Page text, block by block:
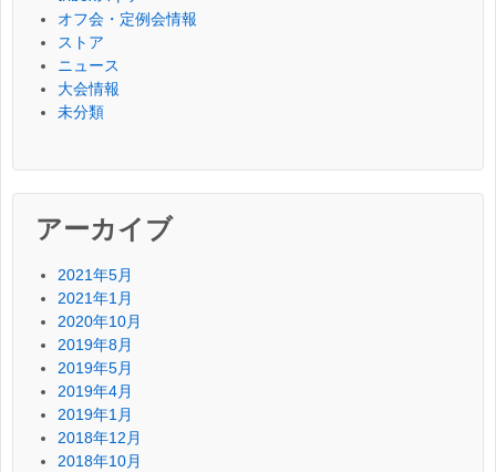
オフ会・定例会情報
ストア
ニュース
大会情報
未分類
アーカイブ
2021年5月
2021年1月
2020年10月
2019年8月
2019年5月
2019年4月
2019年1月
2018年12月
2018年10月